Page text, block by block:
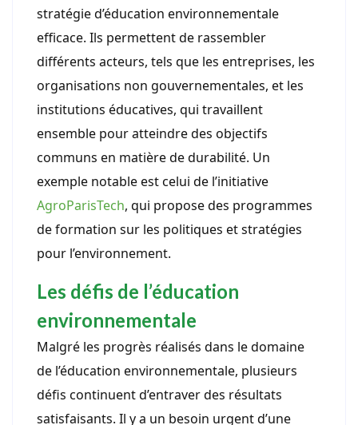
stratégie d’éducation environnementale
efficace. Ils permettent de rassembler
différents acteurs, tels que les entreprises, les
organisations non gouvernementales, et les
institutions éducatives, qui travaillent
ensemble pour atteindre des objectifs
communs en matière de durabilité. Un
exemple notable est celui de l’initiative
AgroParisTech, qui propose des programmes
de formation sur les politiques et stratégies
pour l’environnement.
Les défis de l’éducation
environnementale
Malgré les progrès réalisés dans le domaine
de l’éducation environnementale, plusieurs
défis continuent d’entraver des résultats
satisfaisants. Il y a un besoin urgent d’une